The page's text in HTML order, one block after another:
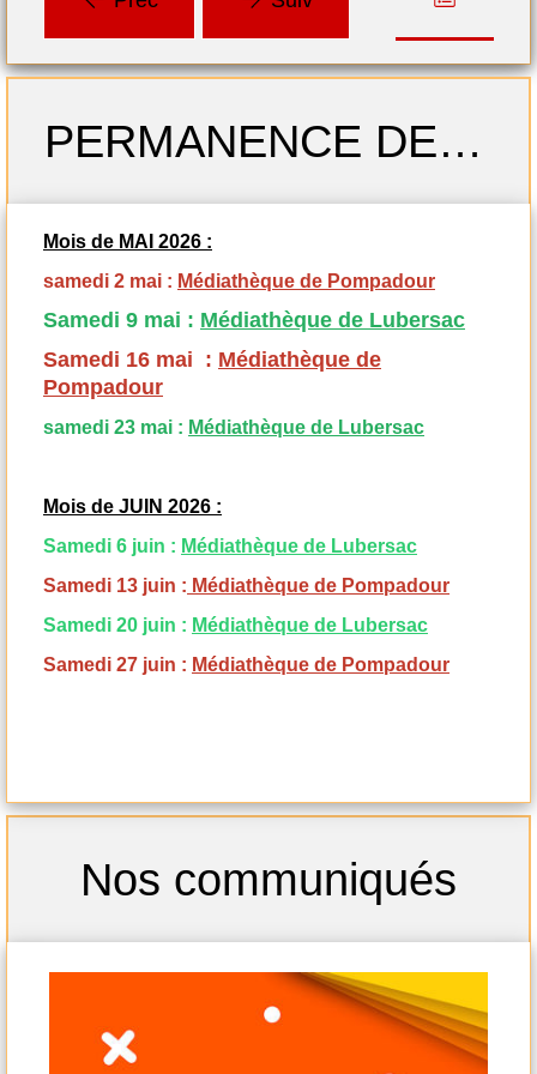
Profitez de nombreux
films et documents en
téléchargement gratuit
grâce à LA MEDIATHEQUE
le lien ci-dessous
https://numerique.bd.correze.fr/
PERMANENCE DES SAMEDIS MAI-JUIN 2026
Mois de MAI 2026 :
samedi 2 mai : Médiathèque de Pompadour
Samedi 9 mai : Médiathèque de Lubersac
Samedi 16 mai : Médiathèque de
Pompadour
samedi 23 mai : Médiathèque de Lubersac
Mois de JUIN 2026 :
Samedi 6 juin : Médiathèque de Lubersac
Samedi 13 juin : Médiathèque de Pompadour
Samedi 20 juin : Médiathèque de Lubersac
Samedi 27 juin : Médiathèque de Pompadour
Nos communiqués